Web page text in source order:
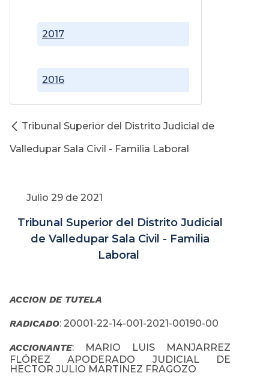
2016
2017
Tribunal Superior del Distrito Judicial de
Valledupar Sala Civil - Familia Laboral
Julio 29 de 2021
Tribunal Superior del Distrito Judicial
de Valledupar Sala Civil - Familia
Laboral
ACCION DE TUTELA
RADICADO: 20001-22-14-001-2021-00190-00
ACCIONANTE: MARIO LUIS MANJARREZ
FLÓREZ APODERADO JUDICIAL DE
HECTOR JULIO MARTINEZ FRAGOZO